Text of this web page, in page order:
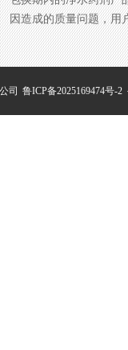
因造成的质量问题，用
司 鲁ICP备2025169474号-2